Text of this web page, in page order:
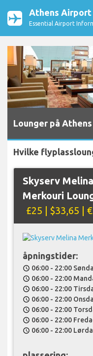
Athens Airport
Essential Airport
Lounger på
Hvilke
Skyserv Melina
Merkouri
£25 | $33,65 |
åpningstider:
schedule 06:00 - 22:00
schedule 06:00 - 22:00
schedule 06:00 - 22:00
schedule 06:00 - 22:00
schedule 06:00 - 22:00
schedule 06:00 - 22:00
schedule 06:00 - 22:00